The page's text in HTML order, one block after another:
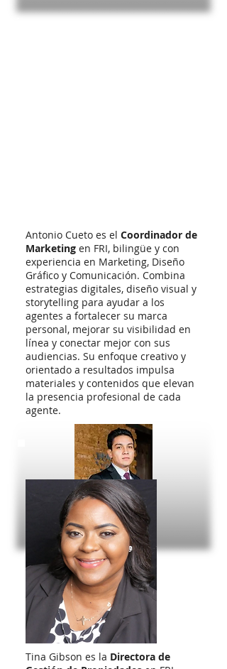
Antonio Cueto es el Coordinador de
Marketing en FRI, bilingüe y con
experiencia en Marketing, Diseño
Gráfico y Comunicación. Combina
estrategias digitales, diseño visual y
storytelling para ayudar a los
agentes a fortalecer su marca
personal, mejorar su visibilidad en
línea y conectar mejor con sus
audiencias. Su enfoque creativo y
orientado a resultados impulsa
materiales y contenidos que elevan
la presencia profesional de cada
agente.
Tina Gibson es la Directora de